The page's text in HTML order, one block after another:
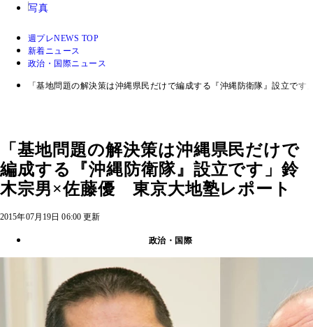
写真
週プレNEWS TOP
新着ニュース
政治・国際ニュース
「基地問題の解決策は沖縄県民だけで編成する『沖縄防衛隊』設立で
「基地問題の解決策は沖縄県民だけで
編成する『沖縄防衛隊』設立です」鈴
木宗男×佐藤優 東京大地塾レポート
2015年07月19日 06:00 更新
政治・国際